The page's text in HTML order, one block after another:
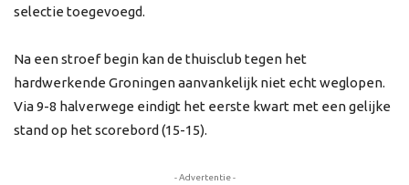
selectie toegevoegd.
Na een stroef begin kan de thuisclub tegen het
hardwerkende Groningen aanvankelijk niet echt weglopen.
Via 9-8 halverwege eindigt het eerste kwart met een gelijke
stand op het scorebord (15-15).
- Advertentie -